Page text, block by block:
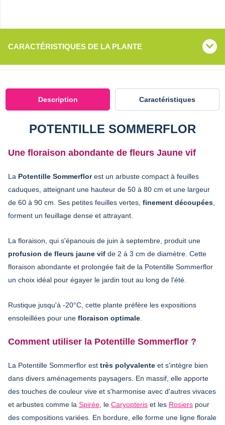
CARACTÉRISTIQUES DE LA PLANTE
Description Caractéristiques
POTENTILLE SOMMERFLOR
Une floraison abondante de fleurs Jaune vif
La Potentille Sommerflorest un arbuste compact à feuilles
caduques, atteignant une hauteur de 50 à 80 cm et une largeur
de 60 à 90 cm. Ses petites feuilles vertes, finement découpées
forment un feuillage dense et attrayant.
La floraison, qui s'épanouis de juin à septembre, produit une
profusion de fleurs jaune vif de 2 à 3 cm de diamètre. Cette
floraison abondante et prolongée fait de la Potentille Sommerflor
un choix idéal pour égayer le jardin tout au long de l'été.
Rustique jusqu'à -20°C, cette plante préfère les expositions
ensoleillées pour une floraison optimale
Comment utiliser la Potentille Sommerflor ?
La Potentille Sommerflor est très polyvalente et s'intègre bien
dans divers aménagements paysagers. En massif, elle apporte
des touches de couleur vive et s'harmonise avec d'autres vivaces
et arbustes comme la Spirée , le Caryopteris et les Rosiers pour
des compositions variées. En bordure, elle forme une ligne florale